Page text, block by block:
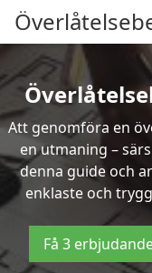
Att genomföra en
en utmaning –
denna guide och
enklaste och
Få 3